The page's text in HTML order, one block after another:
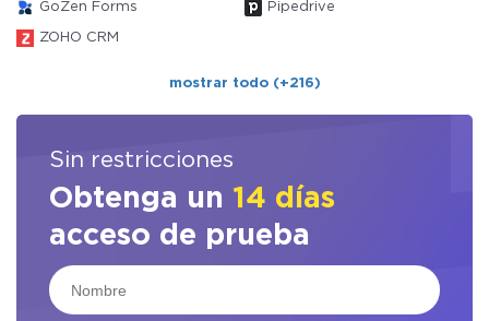
GoZen Forms Pipedrive
ZOHO CRM
mostrar todo (+216)
Sin restricciones
Obtenga un 14 días
acceso de prueba